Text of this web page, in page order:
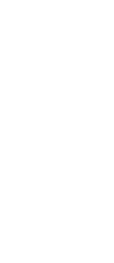
부탁드립니다.)